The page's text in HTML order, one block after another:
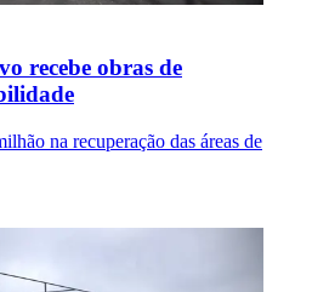
recebe obras de
na recuperação das áreas de